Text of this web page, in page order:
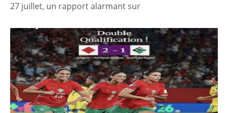
27 juillet, un rapport alarmant sur